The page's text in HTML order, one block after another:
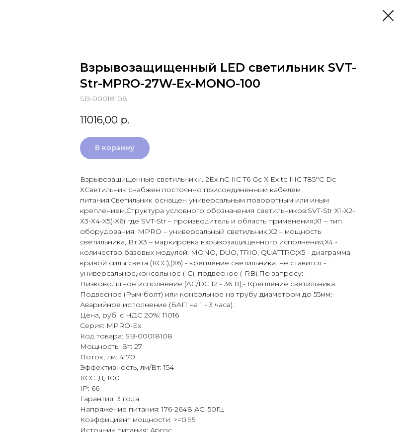
Взрывозащищенный LED светильник SVT-
Str-MPRO-27W-Ex-MONO-100
SB-00018108
11016,00 р.
В корзину
Взрывозащищенные светильники. 2Ех nС IIC T6 Gc Х Ex tc IIIС T85°C Dc
XСветильник снабжен постоянно присоединенным кабелем
питания.Светильник оснащен универсальным поворотным или иным
креплением.Структура условного обозначения светильников:SVT-Str Х1-Х2-
Х3-Х4-X5(-X6) где SVT-Str – производитель и область применения;Х1 – тип
оборудования: MPRO – универсальный светильник,Х2 – мощность
светильника, Вт;Х3 – маркировка взрывозащищенного исполнения;X4 -
количество базовых модулей: MONO, DUO, TRIO, QUATTRO;X5 - диаграмма
кривой силы света (КСС);(X6) - крепление светильника: не ставится -
универсальное,консольное (-C), подвесное (-RB).По запросу:-
Низковольтное исполнение (AC/DC 12 - 36 В);- Крепление светильника:
Подвесное (Рым-болт) или консольное на трубу диаметром до 55мм;-
Аварийное исполнение (БАП на 1 - 3 часа).
Цена, руб. с НДС 20%: 11016
Серия: MPRO-Ex
Код товара: SB-00018108
Мощность, Вт: 27
Поток, лм: 4170
Эффективность, лм/Вт: 154
КСС: Д, 100
IP: 66
Гарантия: 3 года
Напряжение питания: 176-264В АС, 50Гц
Коэффициент мощности: >=0,95
Источник питания: Аргос